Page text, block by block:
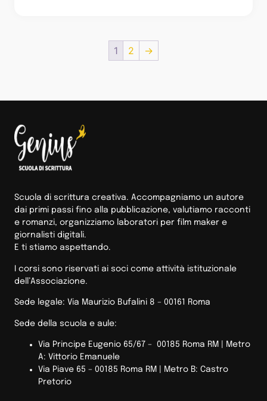
1 2 →
Scuola di scrittura creativa. Accompagniamo un autore
dai primi passi fino alla pubblicazione, valutiamo racconti
e romanzi, organizziamo laboratori per film maker e
giornalisti digitali.
E ti stiamo aspettando.
I corsi sono riservati ai soci come attività istituzionale
dell’Associazione.
Sede legale: Via Maurizio Bufalini 8 – 00161 Roma
Sede della scuola e aule:
Via Principe Eugenio 65/67 – 00185 Roma RM |
Metro
A: Vittorio Emanuele
Via Piave 65 – 00185 Roma RM | Metro B: Castro
Pretorio